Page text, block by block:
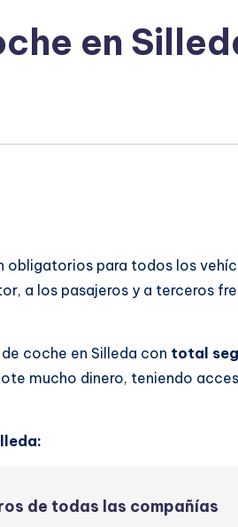
en
obligatorios para todos los
a los pasajeros y a terceros
coche en Silleda con total
mucho dinero, teniendo
de todas las compañías